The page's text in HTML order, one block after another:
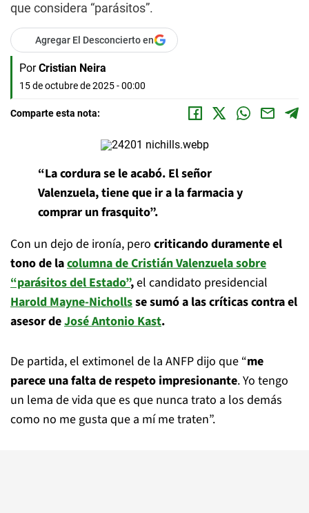
que considera “parásitos”.
Agregar El Desconcierto en
Por Cristian Neira
15 de octubre de 2025 - 00:00
Comparte esta nota:
“La cordura se le acabó. El señor
Valenzuela, tiene que ir a la farmacia y
comprar un frasquito”.
Con un dejo de ironía, pero criticando duramente el
tono de lacolumna de Cristián Valenzuela sobre
“parásitos del Estado”,el candidato presidencial
Harold Mayne-Nichollsse sumó a las críticas contra el
asesor deJosé Antonio Kast.
De partida, el extimonel de la ANFP dijo que “me
parece una falta de respeto impresionante. Yo tengo
un lema de vida que es que nunca trato a los demás
como no me gusta que a mí me traten”.